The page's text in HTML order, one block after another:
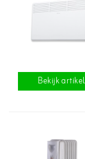
Bekijk artikel